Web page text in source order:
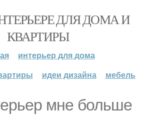
ДЛЯ ДОМА И
КВАРТИРЫ
интерьер для дома
идеи дизайна мебель
мне больше